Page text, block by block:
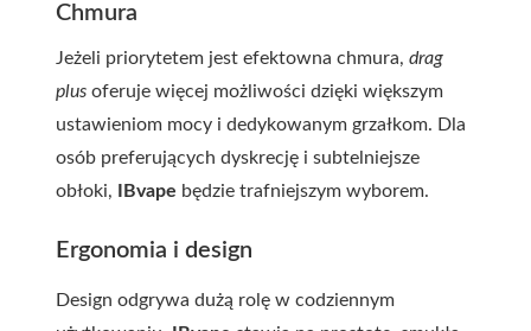
Chmura
Jeżeli priorytetem jest efektowna chmura, drag
plus oferuje więcej możliwości dzięki większym
ustawieniom mocy i dedykowanym grzałkom. Dla
osób preferujących dyskrecję i subtelniejsze
obłoki,
IBvape będzie trafniejszym wyborem.
Ergonomia i design
Design odgrywa dużą rolę w codziennym